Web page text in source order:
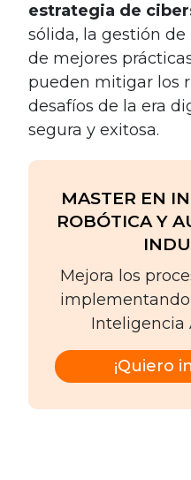
estrategia de
sólida, la gestión
de mejores
pueden mitigar los
desafíos de la era
segura y exitosa.
MASTER EN
ROBÓTICA Y
Mejora los
Inteligencia
¡Quiero